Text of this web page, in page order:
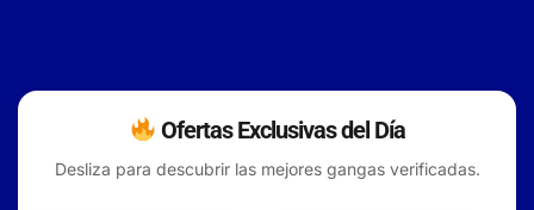
Ofertas Exclusivas del Día
Desliza para descubrir las mejores gangas verificadas.